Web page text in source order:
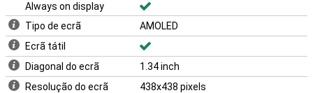
Always on display
Tipo de ecrã
AMOLED
Ecrã tátil
Diagonal do ecrã
1.34 inch
Resolução do ecrã
438x438 pixels